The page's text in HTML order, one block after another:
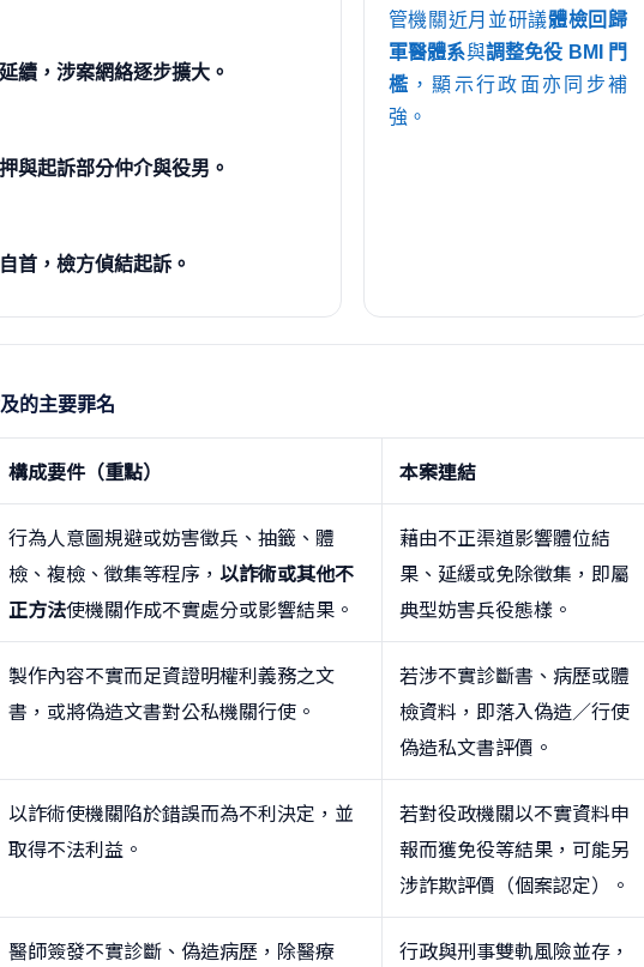
續，涉案網絡逐步擴大。
與起訴部分仲介與役男。
首，檢方偵結起訴。
管機關近月並研議體檢回歸
軍醫體系與調整免役 BMI 門
檻 ，顯示行政面亦同步補
強。
的主要罪名
構成要件（重點） 本案連結
行為人意圖規避或妨害徵兵、抽籤、體
檢、複檢、徵集等程序， 以詐術或其他不
正方法使機關作成不實處分或影響結果。
藉由不正渠道影響體位結
果、延緩或免除徵集，即屬
典型妨害兵役態樣。
製作內容不實而足資證明權利義務之文
書，或將偽造文書對公私機關行使。
若涉不實診斷書、病歷或體
檢資料，即落入偽造／行使
偽造私文書評價。
以詐術使機關陷於錯誤而為不利決定，並
取得不法利益。
若對役政機關以不實資料申
報而獲免役等結果，可能另
涉詐欺評價（個案認定）。
醫師簽發不實診斷、偽造病歷，除醫療
行政與刑事雙軌風險並存，